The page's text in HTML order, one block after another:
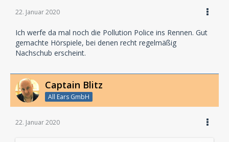
22. Januar 2020
Ich werfe da mal noch die Pollution Police ins Rennen. Gut
gemachte Hörspiele, bei denen recht regelmäßig
Nachschub erscheint.
Captain Blitz
All Ears GmbH
22. Januar 2020